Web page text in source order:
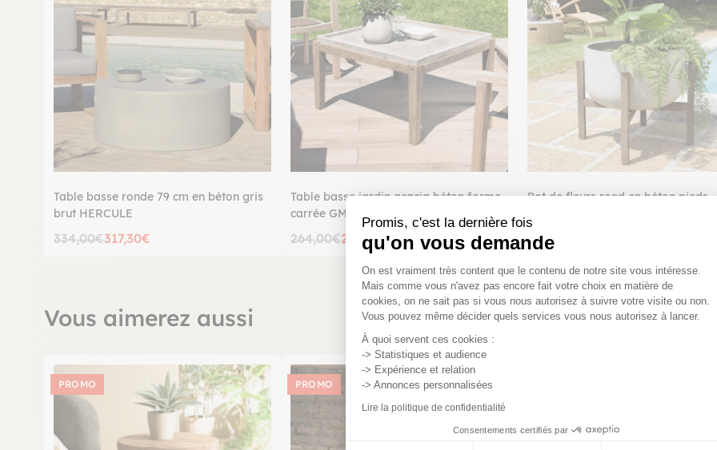
Promis, c'est la dernière fois
qu'on vous demande
Plateforme de Gestion du
On est vraiment très content que le contenu de notre site vous intéresse.
Mais comme vous n'avez pas encore fait votre choix en matière de
cookies, on ne sait pas si vous nous autorisez à suivre votre visite ou non.
Vous pouvez même décider quels services vous nous autorisez à lancer.
À quoi servent ces cookies :
-> Statistiques et audience
-> Expérience et relation
-> Annonces personnalisées
Lire la politique de confidentialité
Consentements certifiés par
Table basse ronde 79 cm en béton gris
brut HERCULE
334,00€317,30€
Table basse jardin acacia béton forme
carrée GM HERCULE
264,00€250,80€
Pot de fleurs rond en béton pieds
199,00€
Vous aimerez aussi
PROMO PROMO